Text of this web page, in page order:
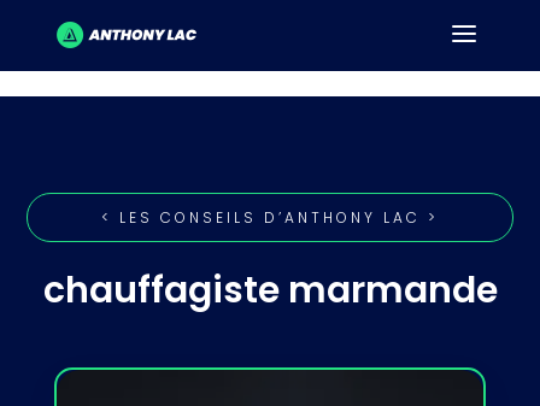
< LES CONSEILS D’ANTHONY LAC >
chauffagiste marmande